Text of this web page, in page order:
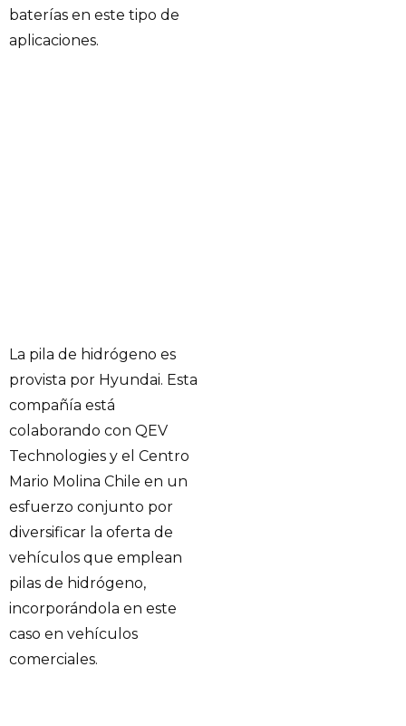
baterías en este tipo de
aplicaciones.
La pila de hidrógeno es
provista por Hyundai. Esta
compañía está
colaborando con QEV
Technologies y el Centro
Mario Molina Chile en un
esfuerzo conjunto por
diversificar la oferta de
vehículos que emplean
pilas de hidrógeno,
incorporándola en este
caso en vehículos
comerciales.